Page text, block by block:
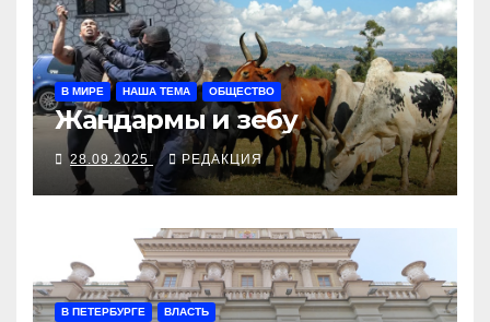
В МИРЕ НАША ТЕМА ОБЩЕСТВО
Жандармы и зебу
28.09.2025 РЕДАКЦИЯ
В ПЕТЕРБУРГЕ ВЛАСТЬ